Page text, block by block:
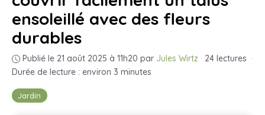
Jardin
ensoleillé avec des fleurs
durables
Publié le 21 août 2025 à 11h20 par Jules Wirtz · 24 lectures ·
Durée de lecture : environ 3 minutes